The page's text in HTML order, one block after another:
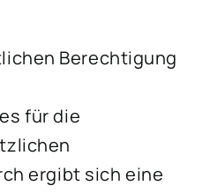
Berechtigung
für die
ergibt sich eine